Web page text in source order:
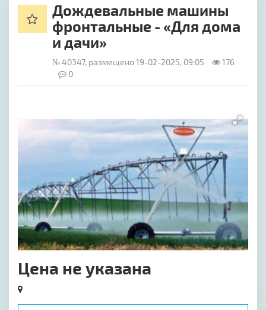
Дождевальные машины
фронтальные - «Для дома
и дачи»
№ 40347, размещено 19-02-2025, 09:05
176
0
Цена не указана